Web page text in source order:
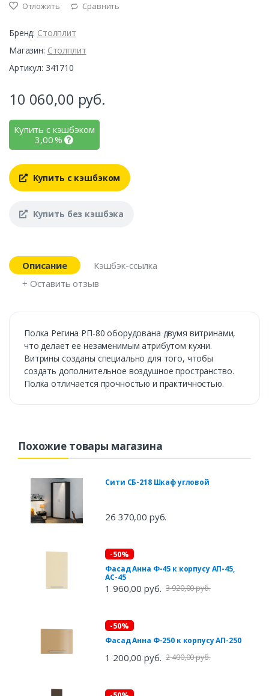
Отложить Сравнить
Бренд: Столплит
Магазин: Столплит
Артикул: 341710
10 060,00 руб.
Купить с кэшбэком
3,00%
Купить с кэшбэком
Купить без кэшбэка
Описание
Кэшбэк-ссылка
+ Оставить отзыв
Полка Регина РП-80 оборудована двумя витринами,
что делает ее незаменимым атрибутом кухни.
Витрины созданы специально для того, чтобы
создать дополнительное воздушное пространство.
Полка отличается прочностью и практичностью.
Похожие товары магазина
Сити СБ-218 Шкаф угловой
26 370,00 руб.
-50%
Фасад Анна Ф-45 к корпусу АП-45,
АС-45
1 960,00 руб. 3 920,00 руб.
-50%
Фасад Анна Ф-250 к корпусу АП-250
1 200,00 руб. 2 400,00 руб.